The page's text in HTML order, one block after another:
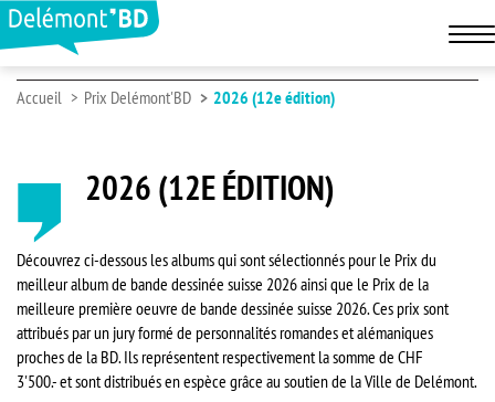
Accueil Prix Delémont'BD 2026 (12e édition)
2026 (12E ÉDITION)
Découvrez ci-dessous les albums qui sont sélectionnés pour le Prix du
meilleur album de bande dessinée suisse 2026 ainsi que le Prix de la
meilleure première oeuvre de bande dessinée suisse 2026. Ces prix sont
attribués par un jury formé de personnalités romandes et alémaniques
proches de la BD. Ils représentent respectivement la somme de CHF
3'500.- et sont distribués en espèce grâce au soutien de la Ville de Delémont.